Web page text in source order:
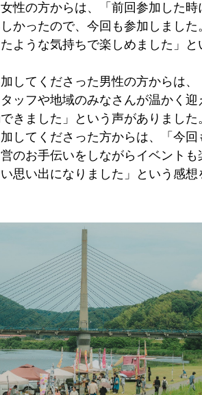
性の方からは、「前回参加した時
かったので、今回も参加しました
ような気持ちで楽しめました」と
してくださった男性の方からは、
ッフや地域のみなさんが温かく迎
きました」という声がありました
してくださった方からは、「今回
のお手伝いをしながらイベントも
思い出になりました」という感想